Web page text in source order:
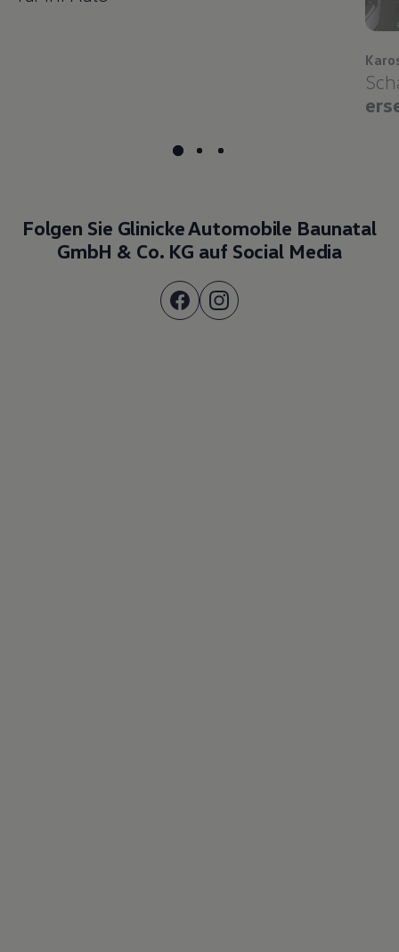
Folgen Sie Glinicke Automobile Baunatal
GmbH & Co. KG auf Social Media